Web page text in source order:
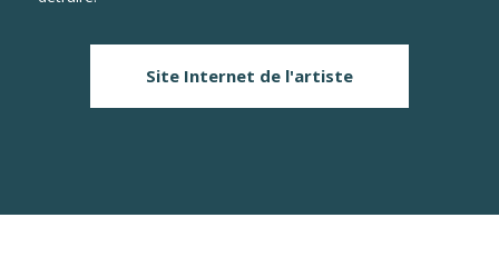
Site Internet de l'artiste